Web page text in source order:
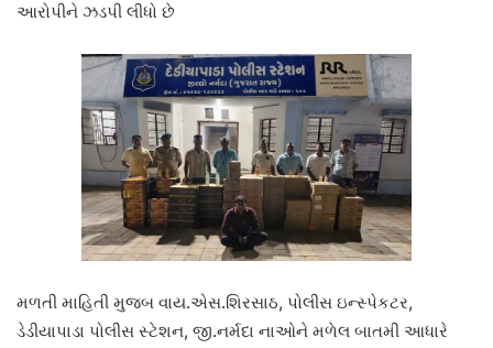
આરોપીને ઝડપી લીધો છે
મળતી માહિતી મુજબ વાય.એસ.શિરસાઠ, પોલીસ ઇન્સ્પેકટર,
ડેડીયાપાડા પોલીસ સ્ટેશન, જી.નર્મદા નાઓને મળેલ બાતમી આધારે